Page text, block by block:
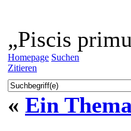
„Piscis
Homepage Suchen
Zitieren
« Ein